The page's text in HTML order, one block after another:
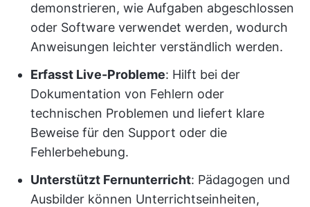
demonstrieren, wie Aufgaben abgeschlossen
oder Software verwendet werden, wodurch
Anweisungen leichter verständlich werden.
Erfasst Live-Probleme: Hilft bei der
Dokumentation von Fehlern oder
technischen Problemen und liefert klare
Beweise für den Support oder die
Fehlerbehebung.
Unterstützt Fernunterricht: Pädagogen und
Ausbilder können Unterrichtseinheiten,